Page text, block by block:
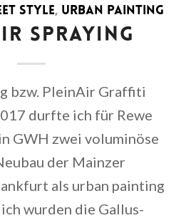
STYLE, URBAN PAINTING
SPRAYING
bzw. PleinAir Graffiti
durfte ich für Rewe
GWH zwei voluminöse
der Mainzer
als urban painting
wurden die Gallus-